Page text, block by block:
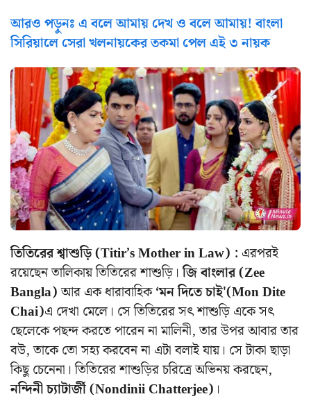
আরও পড়ুনঃ এ বলে আমায় দেখ ও বলে আমায়! বাংলা
সিরিয়ালে সেরা খলনায়কের তকমা পেল এই ৩ নায়ক
তিতিরের শ্বাশুড়ি (Titir’s Mother in Law) : এরপরই
রয়েছেন তালিকায় তিতিরের শাশুড়ি।জি বাংলার (Zee
Bangla)আর এক ধারাবাহিক‘মন দিতে চাই'(Mon Dite
Chai)এ দেখা মেলে। সে তিতিরের সৎ শাশুড়ি একে সৎ
ছেলেকে পছন্দ করতে পারেন না মালিনী, তার উপর আবার তার
বউ, তাকে তো সহ্য করবেন না এটা বলাই যায়। সে টাকা ছাড়া
কিছু চেনেনা। তিতিরের শাশুড়ির চরিত্রে অভিনয় করছেন,
নন্দিনী চ্যাটার্জী(Nondinii Chatterjee) ।